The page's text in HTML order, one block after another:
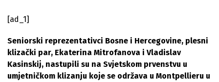
[ad_1]
Seniorski reprezentativci Bosne i Hercegovine, plesni
klizački par, Ekaterina Mitrofanova i Vladislav
Kasinskij, nastupili su na Svjetskom prvenstvu u
umjetničkom klizanju koje se održava u Montpellieru u